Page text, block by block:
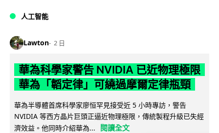
人工智能
Lawton 2 日
華為科學家警告 NVIDIA 已近物理極限
華為「韜定律」可繞過摩爾定律瓶頸
華為半導體首席科學家廖恒罕見接受近 5 小時專訪，警告
NVIDIA 等西方晶片巨頭正逼近物理極限，傳統製程升級已失經
濟效益。他同時介紹華為...
閱讀全文